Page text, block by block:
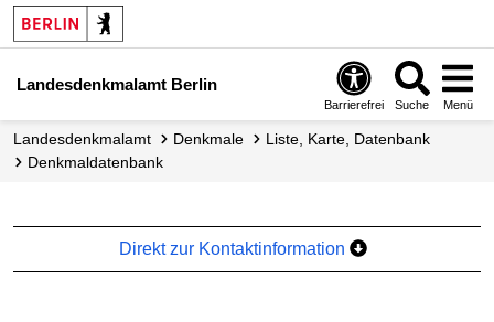
Landesdenkmalamt Berlin
Barrierefrei Suche Menü
Landesdenkmalamt Denkmale
Liste, Karte, Datenbank
Denkmal­datenbank
Direkt zur Kontaktinformation